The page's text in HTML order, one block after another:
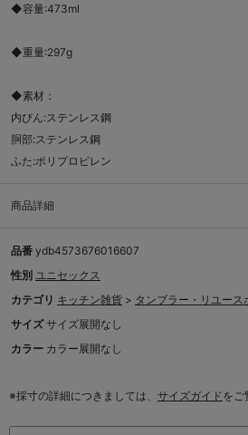
◆容量:473ml
◆重量:297g
◆素材：
内びん:ステンレス鋼
胴部:ステンレス鋼
ふた:ポリプロピレン
商品詳細
品番 ydb4573676016607
性別 ユニセックス
カテゴリ キッチン雑貨 > タンブラー・リユース
サイズ サイズ展開なし
カラー カラー展開なし
※採寸の詳細につきましては、 サイズガイドをご